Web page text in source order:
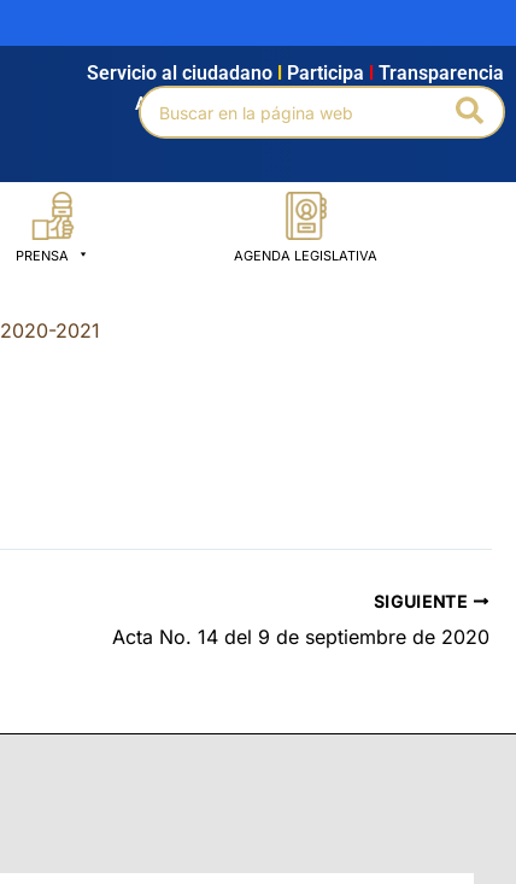
Agendamiento Intranet Búsqueda avanzada
Servicio al ciudadano Participa Transparencia
Buscar
por:
PRENSA AGENDA LEGISLATIVA
2021
SIGUIENTE
Acta No. 14 del 9 de septiembre de 2020